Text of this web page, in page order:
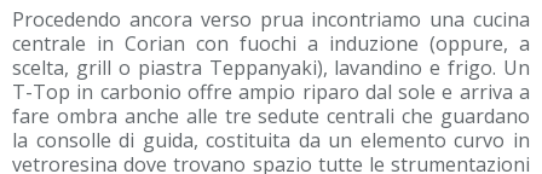
Procedendo ancora verso prua incontriamo una cucina
centrale in Corian con fuochi a induzione (oppure, a
scelta, grill o piastra Teppanyaki), lavandino e frigo. Un
T-Top in carbonio offre ampio riparo dal sole e arriva a
fare ombra anche alle tre sedute centrali che guardano
la consolle di guida, costituita da un elemento curvo in
vetroresina dove trovano spazio tutte le strumentazioni